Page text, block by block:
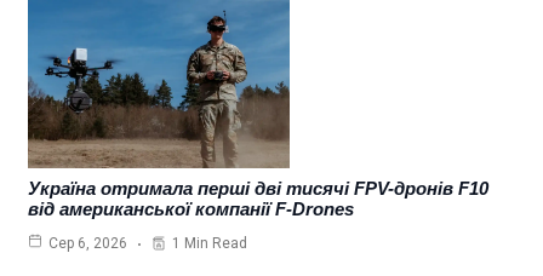
Україна отримала перші дві тисячі FPV-дронів F10
від американської компанії F-Drones
Сер 6, 2026 1 Min Read